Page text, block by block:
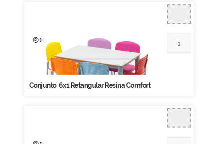
Conjunto 6x1 Retangular Resina Comfort